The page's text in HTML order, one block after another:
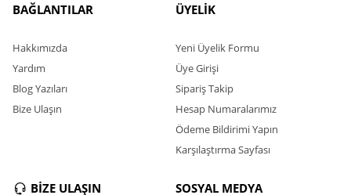
BAĞLANTILAR
Hakkımızda
Yardım
Blog Yazıları
Bize Ulaşın
ÜYELİK
Yeni Üyelik Formu
Üye Girişi
Sipariş Takip
Hesap Numaralarımız
Ödeme Bildirimi Yapın
Karşılaştırma Sayfası
BİZE ULAŞIN SOSYAL MEDYA